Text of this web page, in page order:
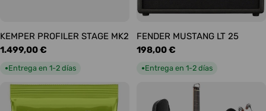
KEMPER PROFILER STAGE MK2
Precio
habitual
1.499,00 €
●Entrega en 1-2 días
FENDER MUSTANG LT 25
Precio
habitual
198,00 €
●Entrega en 1-2 días